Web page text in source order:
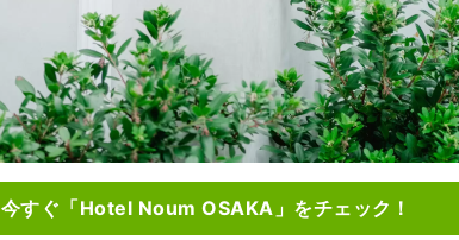
今すぐ「Hotel Noum OSAKA」をチェック！